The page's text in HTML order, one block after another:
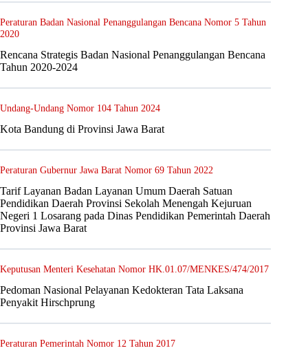
Peraturan Badan Nasional Penanggulangan Bencana Nomor 5 Tahun
2020
Rencana Strategis Badan Nasional Penanggulangan Bencana
Tahun 2020-2024
Undang-Undang Nomor 104 Tahun 2024
Kota Bandung di Provinsi Jawa Barat
Peraturan Gubernur Jawa Barat Nomor 69 Tahun 2022
Tarif Layanan Badan Layanan Umum Daerah Satuan
Pendidikan Daerah Provinsi Sekolah Menengah Kejuruan
Negeri 1 Losarang pada Dinas Pendidikan Pemerintah Daerah
Provinsi Jawa Barat
Keputusan Menteri Kesehatan Nomor HK.01.07/MENKES/474/2017
Pedoman Nasional Pelayanan Kedokteran Tata Laksana
Penyakit Hirschprung
Peraturan Pemerintah Nomor 12 Tahun 2017